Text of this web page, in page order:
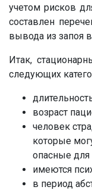
учетом рисков
составлен
вывода из запоя
Итак,
следующих
возраст
человек
которые
опасные для
имеются
в период